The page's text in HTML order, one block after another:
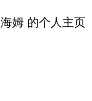
海姆 的个人主页